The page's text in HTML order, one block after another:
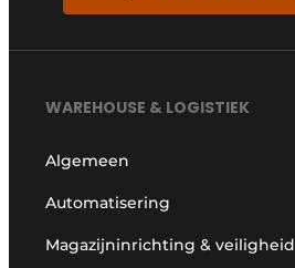
WAREHOUSE & LOGISTIEK
Algemeen
Automatisering
Magazijninrichting & veiligheid